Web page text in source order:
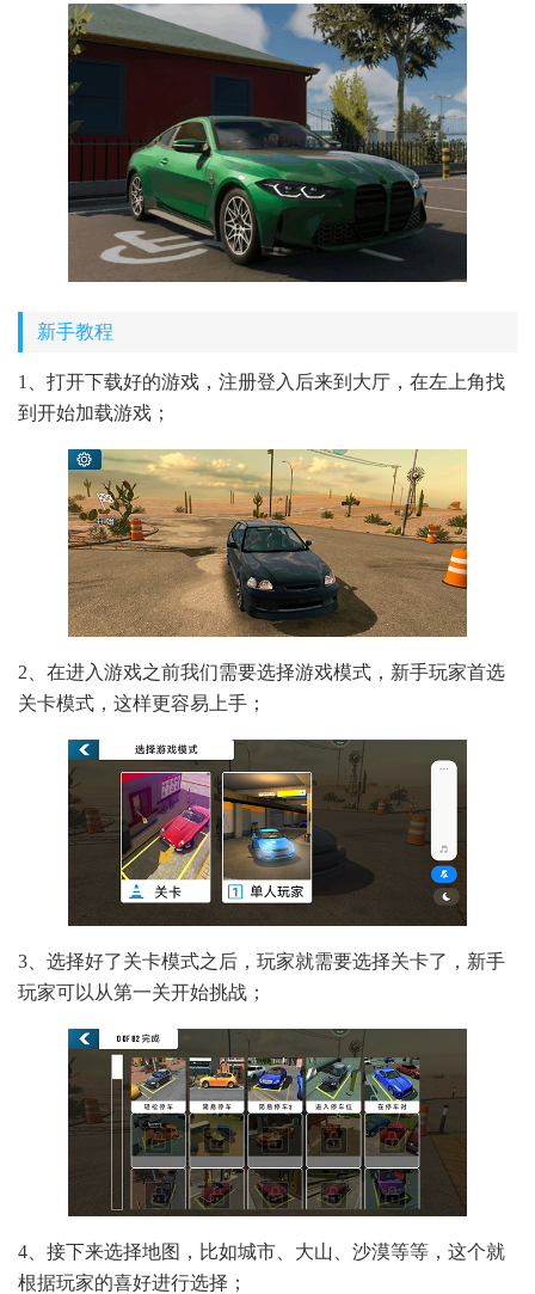
新手教程
1、打开下载好的游戏，注册登入后来到大厅，在左上角找
到开始加载游戏；
2、在进入游戏之前我们需要选择游戏模式，新手玩家首选
关卡模式，这样更容易上手；
3、选择好了关卡模式之后，玩家就需要选择关卡了，新手
玩家可以从第一关开始挑战；
4、接下来选择地图，比如城市、大山、沙漠等等，这个就
根据玩家的喜好进行选择；